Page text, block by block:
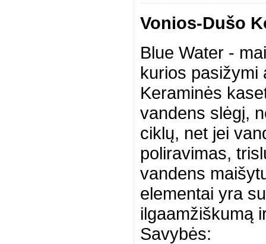
Vonios-Dušo
Blue Water -
kurios pasižymi
Keraminės
vandens slėgį,
ciklų, net jei
poliravimas,
vandens
elementai yra
ilgaamžiškumą
Savybės: